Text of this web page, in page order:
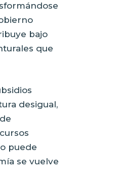
bajo
que
desigual,
puede
se vuelve